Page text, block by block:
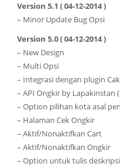
Version 5.1 ( 04-12-2014 )
– Minor Update Bug Opsi
Version 5.0 ( 04-12-2014 )
– New Design
– Multi Opsi
– Integrasi dengan plugin
– API Ongkir by Lapakinstan
– Option pilihan kota asal
– Halaman Cek Ongkir
– Aktif/Nonaktifkan Cart
– Aktif/Nonaktifkan Ongkir
– Option untuk tulis